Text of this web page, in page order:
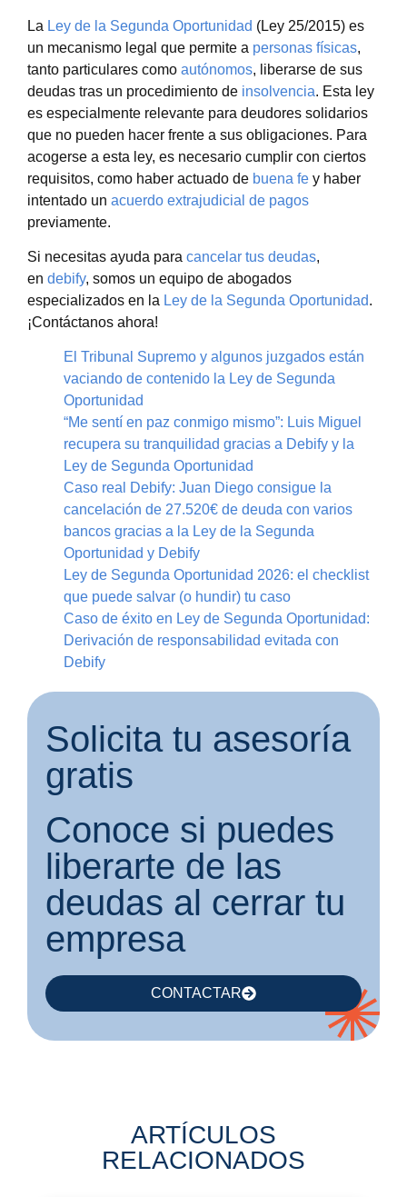
La Ley de la Segunda Oportunidad (Ley 25/2015) es
un mecanismo legal que permite a personas físicas,
tanto particulares como autónomos, liberarse de sus
deudas tras un procedimiento de insolvencia. Esta ley
es especialmente relevante para deudores solidarios
que no pueden hacer frente a sus obligaciones. Para
acogerse a esta ley, es necesario cumplir con ciertos
requisitos, como haber actuado de buena fe y haber
intentado un acuerdo extrajudicial de pagos
previamente.
Si necesitas ayuda para cancelar tus deudas,
en debify, somos un equipo de abogados
especializados en la Ley de la Segunda Oportunidad.
¡Contáctanos ahora!
El Tribunal Supremo y algunos juzgados están
vaciando de contenido la Ley de Segunda
Oportunidad
“Me sentí en paz conmigo mismo”: Luis Miguel
recupera su tranquilidad gracias a Debify y la
Ley de Segunda Oportunidad
Caso real Debify: Juan Diego consigue la
cancelación de 27.520€ de deuda con varios
bancos gracias a la Ley de la Segunda
Oportunidad y Debify
Ley de Segunda Oportunidad 2026: el checklist
que puede salvar (o hundir) tu caso
Caso de éxito en Ley de Segunda Oportunidad:
Derivación de responsabilidad evitada con
Debify
Solicita tu asesoría
gratis
Conoce si puedes
liberarte de las
deudas al cerrar tu
empresa
CONTACTAR
ARTÍCULOS
RELACIONADOS